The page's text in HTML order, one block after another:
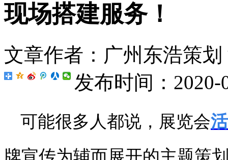
现场搭建服务！
文章作者：广州东浩策划
发布时间：2020-
可能很多人都说，展览会
牌宣传为辅而展开的主题策